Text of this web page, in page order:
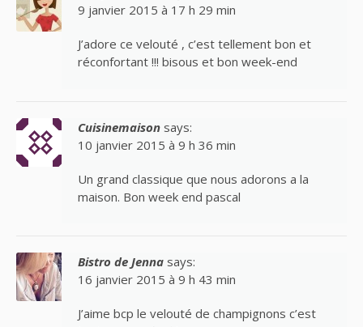
9 janvier 2015 à 17 h 29 min
J’adore ce velouté , c’est tellement bon et
réconfortant !!! bisous et bon week-end
Cuisinemaison says:
10 janvier 2015 à 9 h 36 min
Un grand classique que nous adorons a la
maison. Bon week end pascal
Bistro de Jenna says:
16 janvier 2015 à 9 h 43 min
J’aime bcp le velouté de champignons c’est